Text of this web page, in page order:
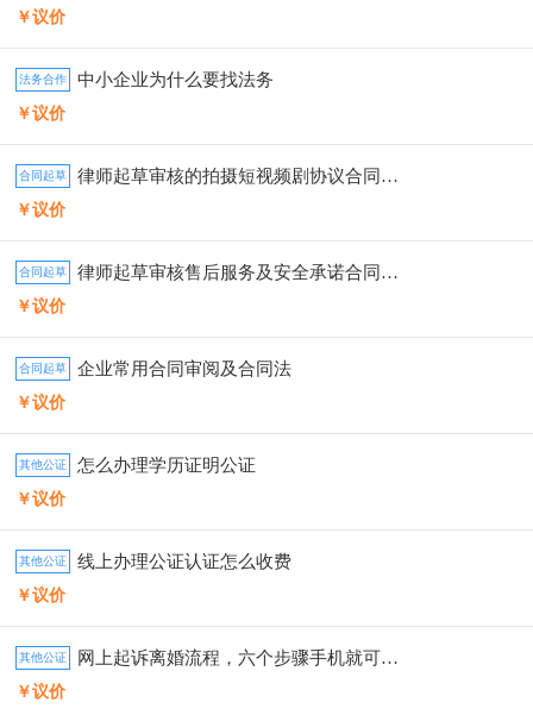
￥议价
法务合作 中小企业为什么要找法务
￥议价
合同起草 律师起草审核的拍摄短视频剧协议合同模板
￥议价
合同起草 律师起草审核售后服务及安全承诺合同模板
￥议价
合同起草 企业常用合同审阅及合同法
￥议价
其他公证 怎么办理学历证明公证
￥议价
其他公证 线上办理公证认证怎么收费
￥议价
其他公证 网上起诉离婚流程，六个步骤手机就可以申请
￥议价